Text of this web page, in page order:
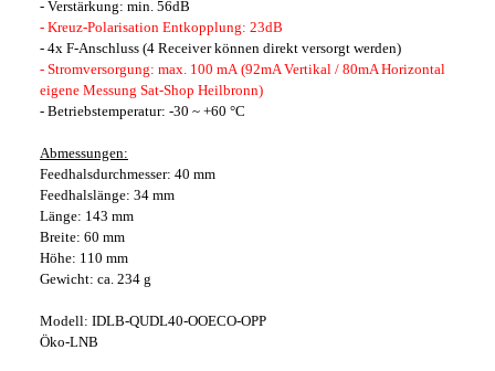
- Verstärkung: min. 56dB
- Kreuz-Polarisation Entkopplung: 23dB
- 4x F-Anschluss (4 Receiver können direkt versorgt werden)
- Stromversorgung: max. 100 mA (92mA Vertikal / 80mA Horizontal
eigene Messung Sat-Shop Heilbronn)
- Betriebstemperatur: -30 ~ +60 °C
Abmessungen:
Feedhalsdurchmesser: 40 mm
Feedhalslänge: 34 mm
Länge: 143 mm
Breite: 60 mm
Höhe: 110 mm
Gewicht: ca. 234 g
Modell: IDLB-QUDL40-OOECO-OPP
Öko-LNB